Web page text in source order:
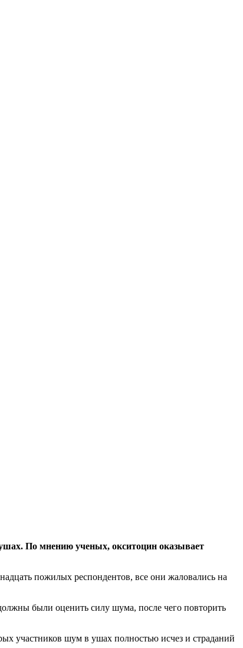
По мнению ученых, окситоцин оказывает
пожилых респондентов, все они жаловались на
были оценить силу шума, после чего повторить
участников шум в ушах полностью исчез и страданий